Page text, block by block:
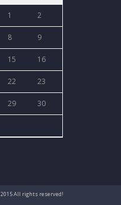
1 2
8 9
15 16
22 23
29 30
2015 All rights reserved!